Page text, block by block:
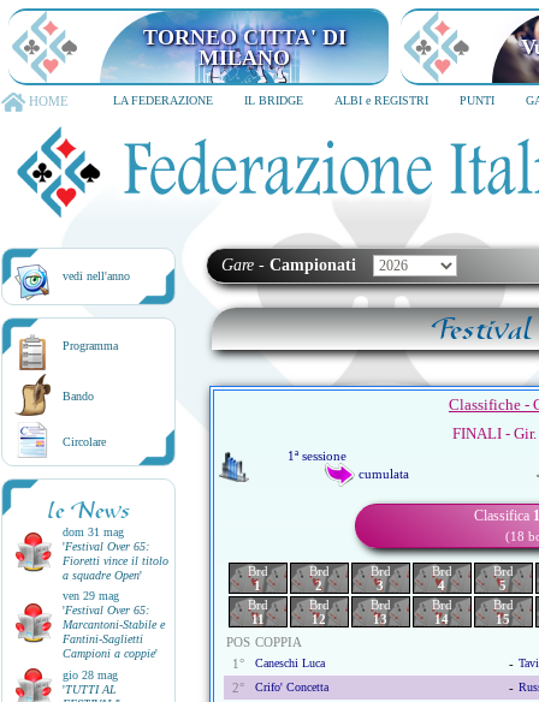
TORNEO CITTA' DI
MILANO
HOME LA FEDERAZIONE IL BRIDGE ALBI e REGISTRI PUNTI
vedi nell'anno
Programma
Bando
Circolare
le News
dom 31 mag
'Festival Over 65:
Fioretti vince il titolo
a squadre Open'
ven 29 mag
'Festival Over 65:
Marcantoni-Stabile e
Fantini-Saglietti
Campioni a coppie'
gio 28 mag
'TUTTI AL
Gare - Campionati
Festival
Classifiche -
FINALI -
1ª sessione
cumulata
Classifica
(18
Brd
1
Brd
2
Brd
3
Brd
4
Brd
5
Brd
11
Brd
12
Brd
13
Brd
14
Brd
15
POS COPPIA
1°
Caneschi Luca -
2° Crifo' Concetta -